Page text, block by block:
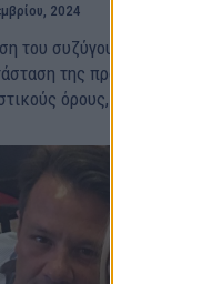
2024
του συζύγου της,
της προσωρινής
όρους, φέρεται...